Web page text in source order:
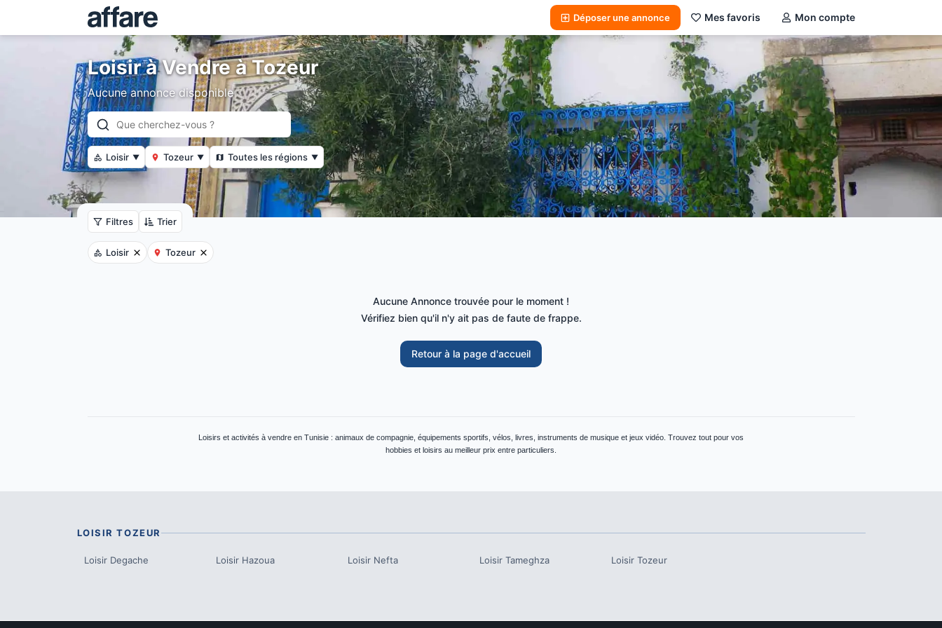
Déposer une annonce Mes favoris Mon compte
Loisir à Vendre à Tozeur
Aucune annonce disponible
Loisir ▼ Tozeur ▼ Toutes les régions ▼
Filtres Trier
Loisir Tozeur
Aucune Annonce trouvée pour le moment !
Vérifiez bien qu'il n'y ait pas de faute de frappe.
Retour à la page d'accueil
Loisirs et activités à vendre en Tunisie : animaux de compagnie, équipements sportifs, vélos, livres, instruments de musique et jeux vidéo. Trouvez tout pour vos
hobbies et loisirs au meilleur prix entre particuliers.
LOISIR TOZEUR
Loisir Degache Loisir Hazoua Loisir Nefta Loisir Tameghza Loisir Tozeur